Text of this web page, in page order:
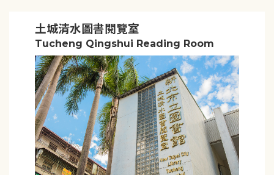
土城清水圖書閱覽室
Tucheng Qingshui Reading Room